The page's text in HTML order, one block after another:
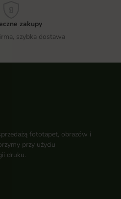
zakupy
szybka dostawa
fototapet, obrazów i
przy użyciu
druku.